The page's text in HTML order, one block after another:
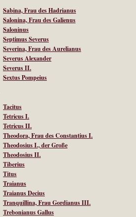
Sabina, Frau des Hadrianus
Salonina, Frau des Galienus
Saloninus
Septimus Severus
Severina, Frau des Aurelianus
Severus Alexander
Severus II.
Sextus Pompeius
Tacitus
Tetricus I.
Tetricus II.
Theodora, Frau des Constantius I.
Theodosius I., der Große
Theodosius II.
Tiberius
Titus
Traianus
Traianus Decius
Tranquillina, Frau Gordianus III.
Trebonianus Gallus